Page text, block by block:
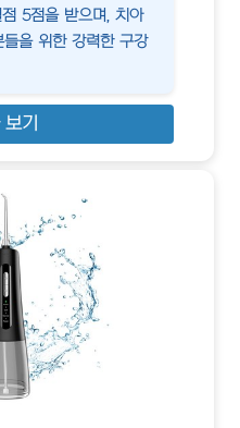
5점을 받으며, 치아
을 위한 강력한 구강
기